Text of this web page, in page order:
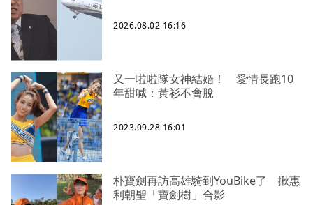
2026.08.02 16:16
又一啦啦隊女神結婚！ 愛情長跑10
年甜喊：黃衫不會脫
2023.09.28 16:01
朴寶劍再訪高雄騎到YouBike了 揪惠
利朝聖「寶劍樹」合影